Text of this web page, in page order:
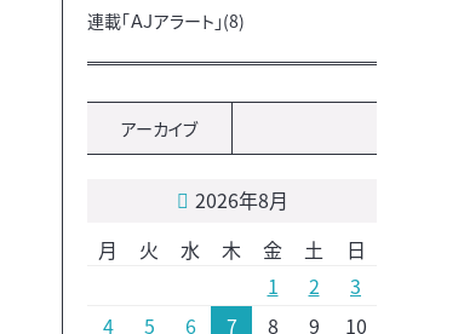
連載「ＡＪアラート」(8)
アーカイブ
2026年8月
月
火 水 木 金 土
日
1
2
3
4
5 6 7 8 9 10